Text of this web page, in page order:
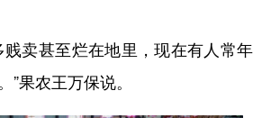
卖甚至烂在地里，现在有人常年
果农王万保说。